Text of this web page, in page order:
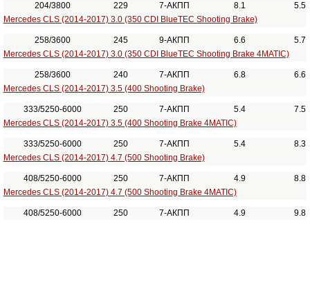
204/3800 229 7-АКПП 8.1
5.5
Mercedes CLS (2014-2017) 3.0 (350 CDI BlueTEC Shooting Brake)
258/3600 245 9-АКПП 6.6
5.7
Mercedes CLS (2014-2017) 3.0 (350 CDI BlueTEC Shooting Brake 4MATIC)
258/3600 240 7-АКПП 6.8
6.6
Mercedes CLS (2014-2017) 3.5 (400 Shooting Brake)
333/5250-6000 250 7-АКПП 5.4
7.5
Mercedes CLS (2014-2017) 3.5 (400 Shooting Brake 4MATIC)
333/5250-6000 250 7-АКПП 5.4
8.3
Mercedes CLS (2014-2017) 4.7 (500 Shooting Brake)
408/5250-6000 250 7-АКПП 4.9
8.8
Mercedes CLS (2014-2017) 4.7 (500 Shooting Brake 4MATIC)
408/5250-6000 250 7-АКПП 4.9 9.8